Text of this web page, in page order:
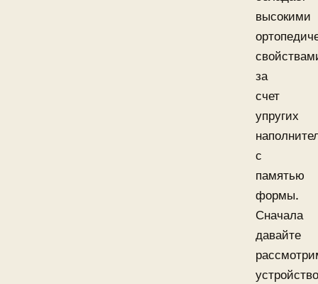
высокими
за
счет
упругих
с
памятью
формы.
Сначала
давайте
устройство